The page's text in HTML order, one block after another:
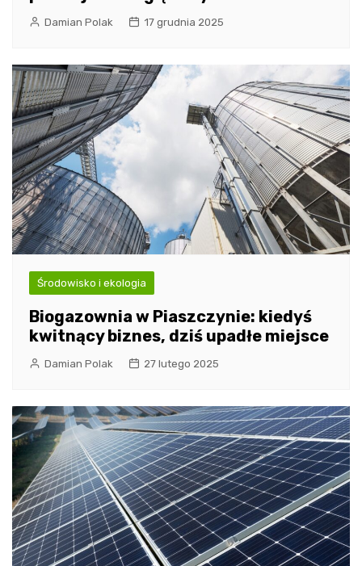
Damian Polak 17 grudnia 2025
Środowisko i ekologia
Biogazownia w Piaszczynie: kiedyś
kwitnący biznes, dziś upadłe miejsce
Damian Polak 27 lutego 2025